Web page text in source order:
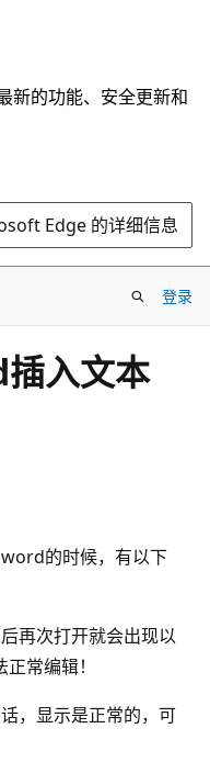
新的功能、安全更新和
Edge 的详细信息
登录
入文本
的时候，有以下
再次打开就会出现以
常编辑！
，显示是正常的，可